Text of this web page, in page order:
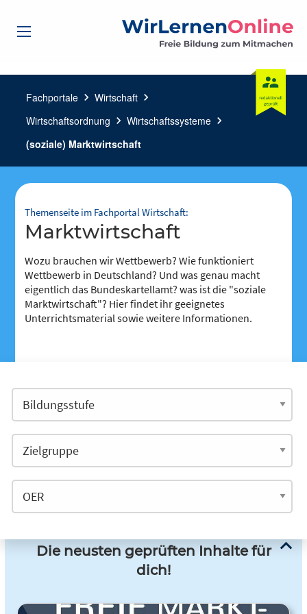
Fachportale chevron_right Wirtschaft chevron_right
Wirtschaftsordnung chevron_right Wirtschaftssysteme chevron_right
(soziale) Marktwirtschaft
Themenseite im Fachportal Wirtschaft:
Marktwirtschaft
Wozu brauchen wir Wettbewerb? Wie funktioniert
Wettbewerb in Deutschland? Und was genau macht
eigentlich das Bundeskartellamt? was ist die "soziale
Marktwirtschaft"? Hier findet ihr geeignetes
Unterrichtsmaterial sowie weitere Informationen.
Die neusten geprüften Inhalte für
dich!